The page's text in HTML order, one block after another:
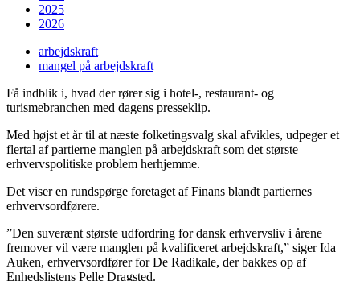
2025
2026
arbejdskraft
mangel på arbejdskraft
Få indblik i, hvad der rører sig i hotel-, restaurant- og
turismebranchen med dagens presseklip.
Med højst et år til at næste folketingsvalg skal afvikles, udpeger et
flertal af partierne manglen på arbejdskraft som det største
erhvervspolitiske problem herhjemme.
Det viser en rundspørge foretaget af Finans blandt partiernes
erhvervsordførere.
”Den suverænt største udfordring for dansk erhvervsliv i årene
fremover vil være manglen på kvalificeret arbejdskraft,” siger Ida
Auken, erhvervsordfører for De Radikale, der bakkes op af
Enhedslistens Pelle Dragsted.